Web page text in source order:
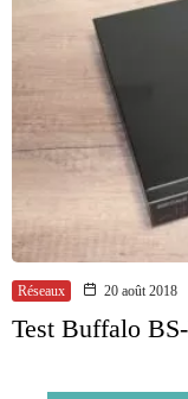
Réseaux 20 août 2018
Test Buffalo